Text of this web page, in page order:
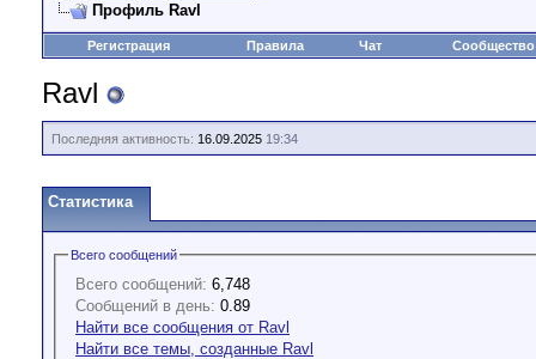
Профиль Ravl
Регистрация Правила Чат Сообщество
Ravl
Последняя активность: 16.09.2025 19:34
Статистика
Всего сообщений
Всего сообщений: 6,748
Сообщений в день: 0.89
Найти все сообщения от Ravl
Найти все темы, созданные Ravl